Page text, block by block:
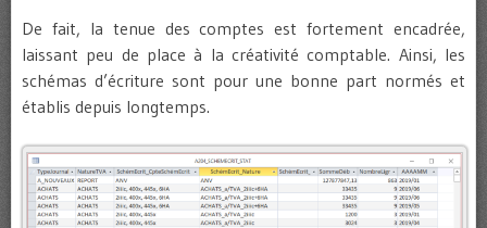
De fait, la tenue des comptes est fortement encadrée,
laissant peu de place à la créativité comptable. Ainsi, les
schémas d’écriture sont pour une bonne part normés et
établis depuis longtemps.